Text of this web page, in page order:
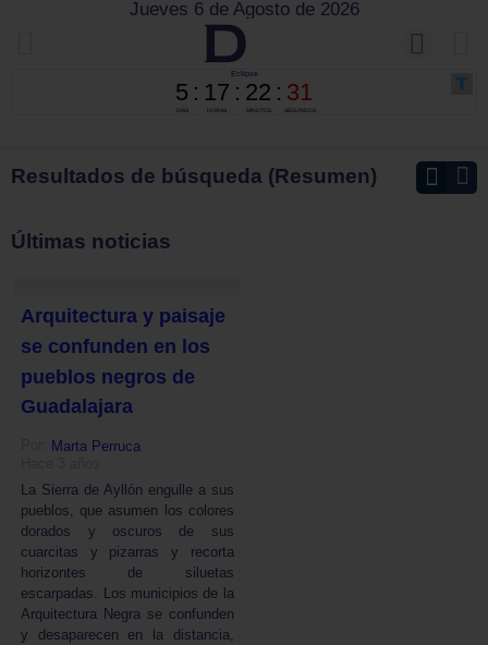
Jueves 6 de Agosto de 2026
Resultados de búsqueda (Resumen)
Últimas noticias
Arquitectura y paisaje
se confunden en los
pueblos negros de
Guadalajara
Marta Perruca
La Sierra de Ayllón engulle a sus
pueblos, que asumen los colores
dorados y oscuros de sus
cuarcitas y pizarras y recorta
horizontes de siluetas
escarpadas. Los municipios de la
Arquitectura Negra se confunden
y desaparecen en la distancia,